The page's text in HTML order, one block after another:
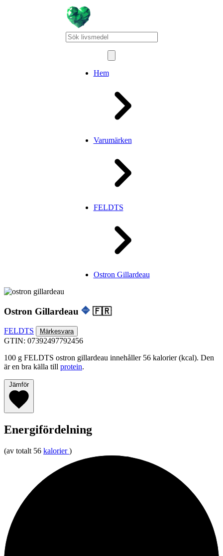
Hem
Varumärken
FELDTS
Ostron Gillardeau
Ostron Gillardeau 🇫🇷
FELDTS Märkesvara
GTIN: 07392497792456
100 g FELDTS ostron gillardeau innehåller 56 kalorier (kcal). Den
är en bra källa till protein.
Jämför
Energifördelning
(av totalt 56 kalorier )